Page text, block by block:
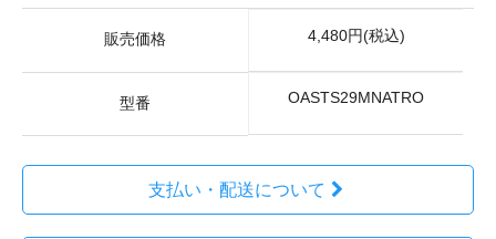
販売価格 4,480円(税込)
型番 OASTS29MNATRO
支払い・配送について